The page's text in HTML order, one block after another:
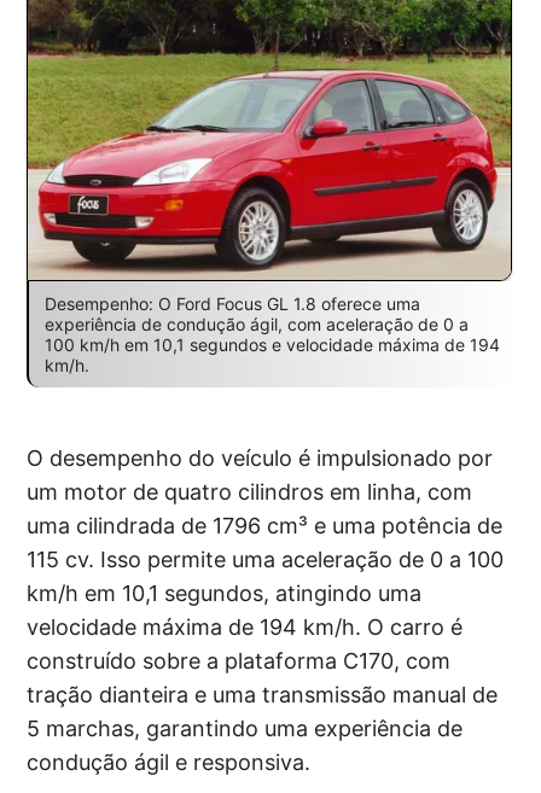
Desempenho: O Ford Focus GL 1.8 oferece uma
experiência de condução ágil, com aceleração de 0 a
100 km/h em 10,1 segundos e velocidade máxima de 194
km/h.
O desempenho do veículo é impulsionado por
um motor de quatro cilindros em linha, com
uma cilindrada de 1796 cm³ e uma potência de
115 cv. Isso permite uma aceleração de 0 a 100
km/h em 10,1 segundos, atingindo uma
velocidade máxima de 194 km/h. O carro é
construído sobre a plataforma C170, com
tração dianteira e uma transmissão manual de
5 marchas, garantindo uma experiência de
condução ágil e responsiva.